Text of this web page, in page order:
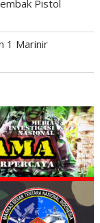
Pistol
1 Marinir